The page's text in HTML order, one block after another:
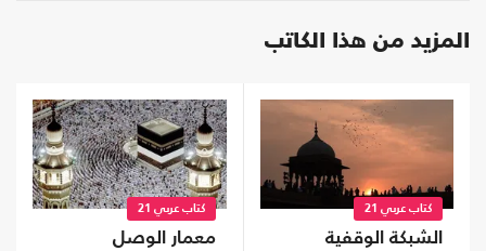
المزيد من هذا الكاتب
كتاب عربي 21
الشبكة الوقفية
كتاب عربي 21
معمار الوصل